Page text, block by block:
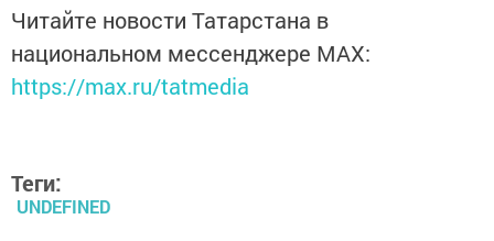
Читайте новости Татарстана в
национальном мессенджере MАХ:
https://max.ru/tatmedia
Теги:
UNDEFINED